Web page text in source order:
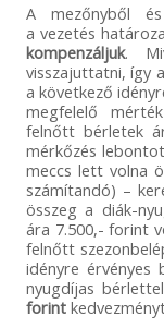
A mezőnyből és
a vezetés
kompenzáljuk.
visszajuttatni, így
a következő
megfelelő
felnőtt bérletek
mérkőzés
meccs lett volna
számítandó) –
összeg a diák-
ára 7.500,- forint
felnőtt
idényre érvényes
nyugdíjas
forint